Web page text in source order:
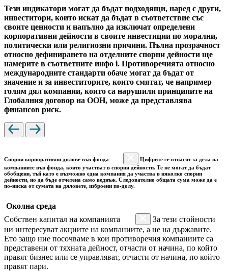
Тези индикатори могат да бъдат подходящи, наред с други,
инвеститори, които искат да бъдат в съответствие със
своите ценности и напълно да изключат определени
корпоративни дейности в своите инвестиции по морални,
политически или религиозни причини. Пълна прозрачност
относно дефинирането на отделните спорни дейности ще
намерите в съответните инфо i. Противоречията относно
международните стандарти обаче могат да бъдат от
значение и за инвеститорите, които смятат, че например
голям дял компании, които са нарушили принципите на
Глобалния договор на ООН, може да представлява
финансов риск.
Спорни корпоративни дялове във фонда
Цифрите се отнасят за дела на
компаниите във фонда, които участват в спорни дейности. Те не могат да бъдат
обобщени, тъй като е възможно една компания да участва в няколко спорни
дейности, но да бъде отчетена само веднъж. Следователно общата сума може да е
по-ниска от сумата на дяловете, изброени по-долу.
Околна среда
Собствен капитал на компанията
За тези стойности
ни интересуват акциите на компаниите, а не на държавите.
Ето защо ние посочваме в кои противоречия компаниите са
представени от тяхната дейност, отчасти от начина, по който
правят бизнес или се управляват, отчасти от начина, по който
правят пари.